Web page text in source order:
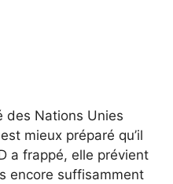
des Nations Unies
mieux préparé qu’il
a frappé, elle prévient
encore suffisamment